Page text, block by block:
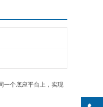
一个底座平台上，实现